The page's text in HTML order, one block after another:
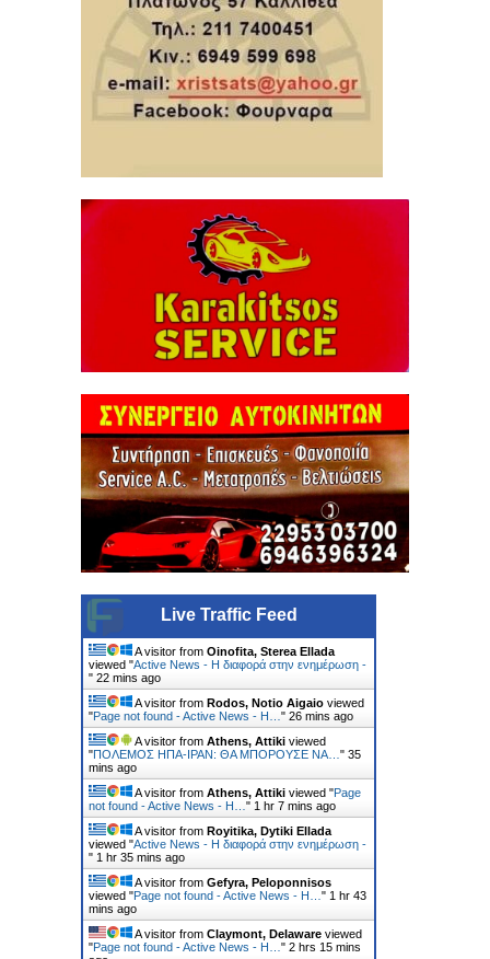
Live Traffic Feed
A visitor from Oinofita, Sterea Ellada
viewed "Active News - Η διαφορά στην ενημέρωση -
" 22 mins ago
A visitor from Rodos, Notio Aigaio viewed
"Page not found - Active News - Η… " 26 mins ago
A visitor from Athens, Attiki viewed
"ΠΟΛΕΜΟΣ ΗΠΑ-ΙΡΑΝ: ΘΑ ΜΠΟΡΟΥΣΕ ΝΑ… " 35
mins ago
A visitor from Athens, Attiki viewed "Page
not found - Active News - Η… " 1 hr 7 mins ago
A visitor from Royitika, Dytiki Ellada
viewed "Active News - Η διαφορά στην ενημέρωση -
" 1 hr 35 mins ago
A visitor from Gefyra, Peloponnisos
viewed "Page not found - Active News - Η… " 1 hr 43
mins ago
A visitor from Claymont, Delaware viewed
"Page not found - Active News - Η… " 2 hrs 15 mins